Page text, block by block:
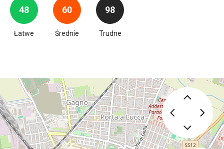
48
Łatwe
60
Średnie
98
Trudne